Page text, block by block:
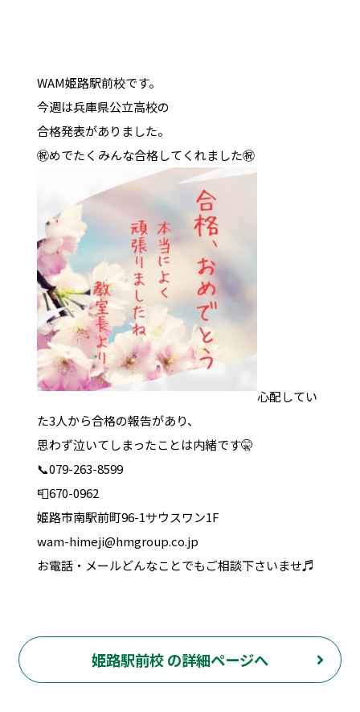
WAM姫路駅前校です。
今週は兵庫県公立高校の
合格発表がありました。
㊗️めでたくみんな合格してくれました㊗️
心配してい
た3人から合格の報告があり、
思わず泣いてしまったことは内緒です🤫
📞079-263-8599
📮670-0962
姫路市南駅前町96-1サウスワン1F
wam-himeji@hmgroup.co.jp
お電話・メールどんなことでもご相談下さいませ♬
姫路駅前校 の詳細ページへ